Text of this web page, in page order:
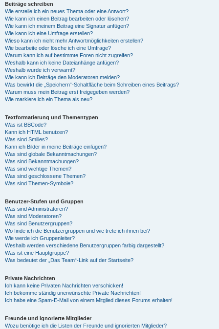
Beiträge schreiben
Wie erstelle ich ein neues Thema oder eine Antwort?
Wie kann ich einen Beitrag bearbeiten oder löschen?
Wie kann ich meinem Beitrag eine Signatur anfügen?
Wie kann ich eine Umfrage erstellen?
Wieso kann ich nicht mehr Antwortmöglichkeiten erstellen?
Wie bearbeite oder lösche ich eine Umfrage?
Warum kann ich auf bestimmte Foren nicht zugreifen?
Weshalb kann ich keine Dateianhänge anfügen?
Weshalb wurde ich verwarnt?
Wie kann ich Beiträge den Moderatoren melden?
Was bewirkt die „Speichern“-Schaltfläche beim Schreiben eines Beitrags?
Warum muss mein Beitrag erst freigegeben werden?
Wie markiere ich ein Thema als neu?
Textformatierung und Thementypen
Was ist BBCode?
Kann ich HTML benutzen?
Was sind Smilies?
Kann ich Bilder in meine Beiträge einfügen?
Was sind globale Bekanntmachungen?
Was sind Bekanntmachungen?
Was sind wichtige Themen?
Was sind geschlossene Themen?
Was sind Themen-Symbole?
Benutzer-Stufen und Gruppen
Was sind Administratoren?
Was sind Moderatoren?
Was sind Benutzergruppen?
Wo finde ich die Benutzergruppen und wie trete ich ihnen bei?
Wie werde ich Gruppenleiter?
Weshalb werden verschiedene Benutzergruppen farbig dargestellt?
Was ist eine Hauptgruppe?
Was bedeutet der „Das Team“-Link auf der Startseite?
Private Nachrichten
Ich kann keine Privaten Nachrichten verschicken!
Ich bekomme ständig unerwünschte Private Nachrichten!
Ich habe eine Spam-E-Mail von einem Mitglied dieses Forums erhalten!
Freunde und ignorierte Mitglieder
Wozu benötige ich die Listen der Freunde und ignorierten Mitglieder?